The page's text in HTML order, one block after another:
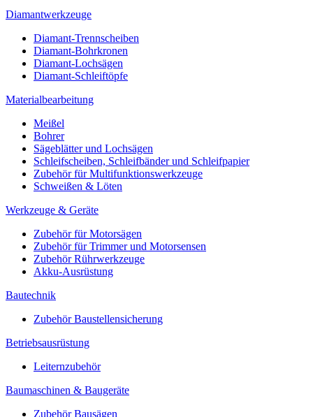
Diamantwerkzeuge
Diamant-Trennscheiben
Diamant-Bohrkronen
Diamant-Lochsägen
Diamant-Schleiftöpfe
Materialbearbeitung
Meißel
Bohrer
Sägeblätter und Lochsägen
Schleifscheiben, Schleifbänder und Schleifpapier
Zubehör für Multifunktionswerkzeuge
Schweißen & Löten
Werkzeuge & Geräte
Zubehör für Motorsägen
Zubehör für Trimmer und Motorsensen
Zubehör Rührwerkzeuge
Akku-Ausrüstung
Bautechnik
Zubehör Baustellensicherung
Betriebsausrüstung
Leiternzubehör
Baumaschinen & Baugeräte
Zubehör Bausägen